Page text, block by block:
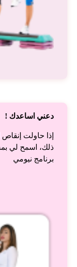
دعني اساعدك !
إذا حاولت
ذلك، اسمح لي
برنامج نيومي